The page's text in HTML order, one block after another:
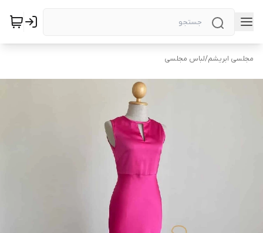
مجلسی ابریشم/لباس مجلسی